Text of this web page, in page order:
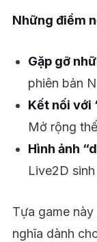
Những điểm
Gặp gỡ
phiên bản
Kết nối với
Mở rộng
Hình ảnh
Live2D
Tựa game này
nghĩa dành